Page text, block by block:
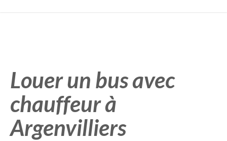
Louer un bus avec
chauffeur à
Argenvilliers